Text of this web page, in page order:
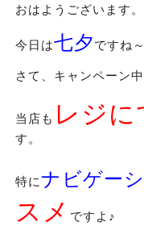
おはようございます。
今日は七夕ですね～
さて、キャンペーン
当店も レジに
す。
特にナビゲー
スメ ですよ♪